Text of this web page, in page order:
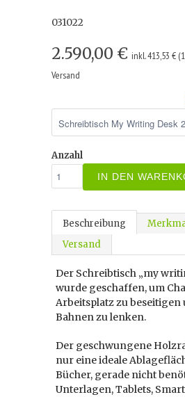
031022
2.590,00 € inkl. 413,53 €
Versand
Anzahl
IN DEN
Beschreibung
Versand
Der Schreibtisch „my
wurde geschaffen, um
Arbeitsplatz zu beseitigen
Bahnen zu lenken.
Der geschwungene
nur eine ideale
Bücher, gerade nicht
Unterlagen, Tablets,